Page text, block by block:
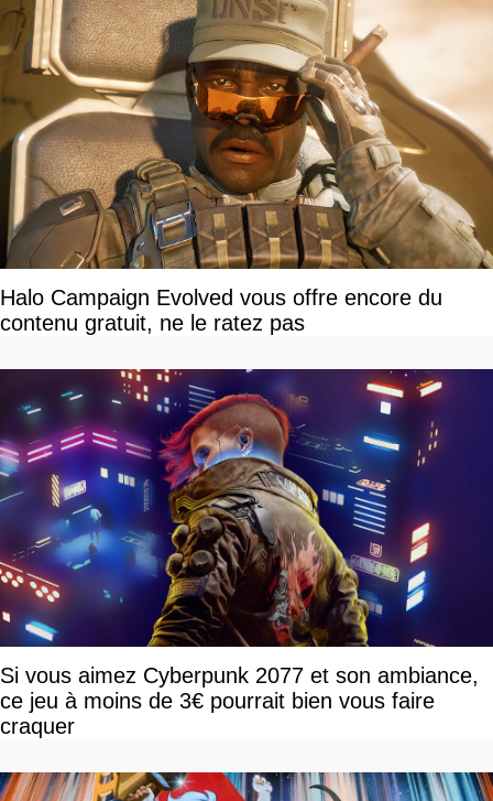
Halo Campaign Evolved vous offre encore du
contenu gratuit, ne le ratez pas
Si vous aimez Cyberpunk 2077 et son ambiance,
ce jeu à moins de 3€ pourrait bien vous faire
craquer